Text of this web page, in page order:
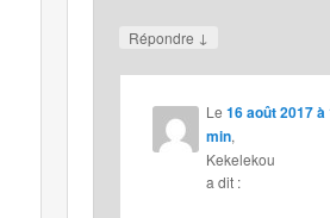
Répondre ↓
Le 16 août 2017 à
min,
Kekelekou
a dit :